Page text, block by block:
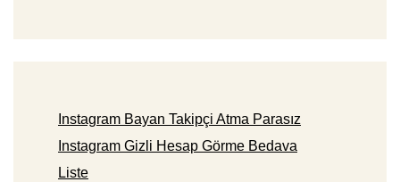
Instagram Bayan Takipçi Atma Parasız
Instagram Gizli Hesap Görme Bedava
Liste